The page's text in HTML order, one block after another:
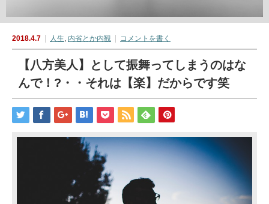
2018.4.7 人生 内省とか内観 コメントを書く
【八方美人】として振舞ってしまうのはな
んで！?・・それは【楽】だからです笑